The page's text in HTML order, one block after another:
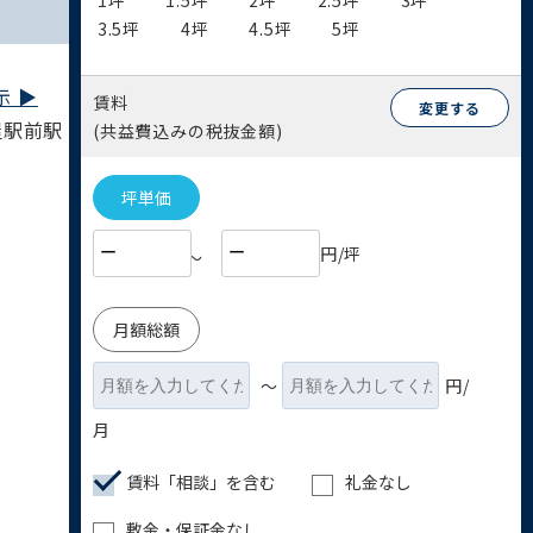
3.5坪
4坪 4.5坪 5坪
賃料
(共益費込みの税抜金額)
変更する
坪単価
〜 円/坪
月額総額
〜
円/
月
賃料「相談」を含む
礼金なし
▶︎
前駅 2分